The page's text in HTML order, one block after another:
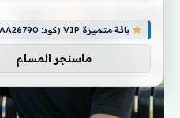
باقة متميزة VIP (كود: AA26790):
ماسنجر المسلم